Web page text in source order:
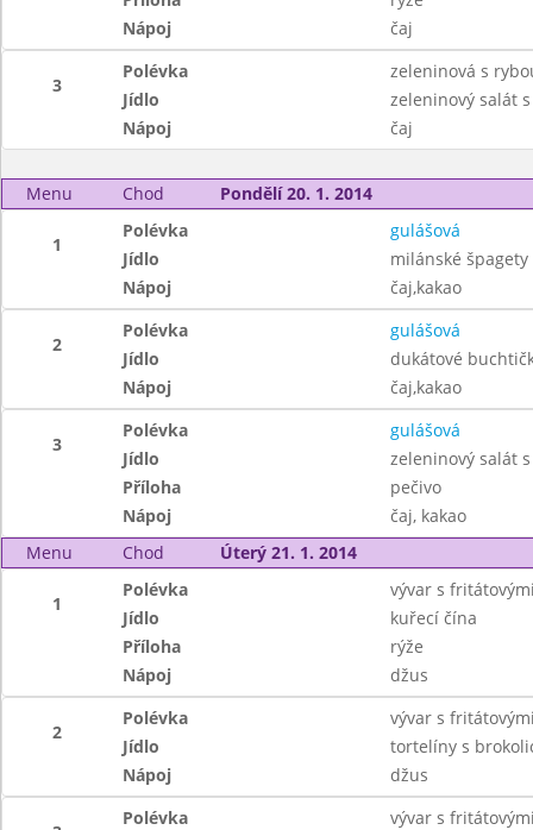
Nápoj
čaj
3
Polévka
zeleninová s
Jídlo
zeleninový salát
Nápoj
čaj
Menu Chod Pondělí 20. 1. 2014
1
Polévka
gulášová
Jídlo
milánské
Nápoj
čaj,kakao
2
Polévka
gulášová
Jídlo
dukátové
Nápoj
čaj,kakao
3
Polévka
gulášová
Jídlo
zeleninový salát
Příloha
pečivo
Nápoj
čaj, kakao
Menu
Chod Úterý 21. 1. 2014
1
Polévka
vývar s
Jídlo
kuřecí čína
Příloha
rýže
Nápoj
džus
2
Polévka
vývar s
Jídlo
tortelíny s
Nápoj
džus
Polévka vývar s